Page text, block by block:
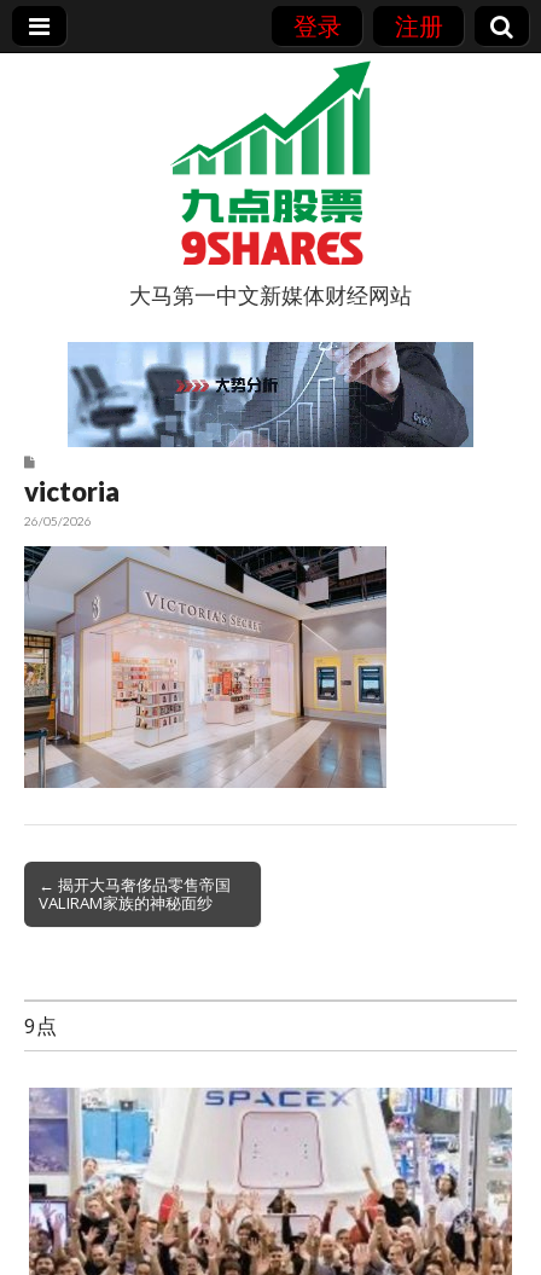
登录 注册
9点股票
大马第一中文新媒体财经网站
victoria
26/05/2026
Post
navigation
← 揭开大马奢侈品零售帝国
VALIRAM家族的神秘面纱
9点